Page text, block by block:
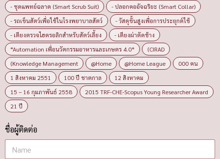
- ชุดแพทย์ฉลาด (Smart Scrub Suit)
- ปลอกคออัจฉริยะ (Smart Collar)
- รถเข็นสัตว์เพื่อใช้ในโรงพยาบาลสัตว์
- วัสดุขั้นสูงเพื่อการประยุกต์ใช้
- เตียงตรวจไฮดรอลิกสำหรับสัตว์เลี้ยง
- เตียงผ่าตัดช้าง
“Automation เพื่อนวัตกรรมอาหารและเกษตร 4.0”
(CIRAD
(Knowledge Management
@Home @Home League
000 คน
1 สิงหาคม 2551
100 ปี ชาตกาล
12 สิงหาคม
15 – 16 กุมภาพันธ์ 2558
2015 TRF-CHE-Scopus Young Researcher Award
21 ปี
ชื่อผู้ติดต่อ